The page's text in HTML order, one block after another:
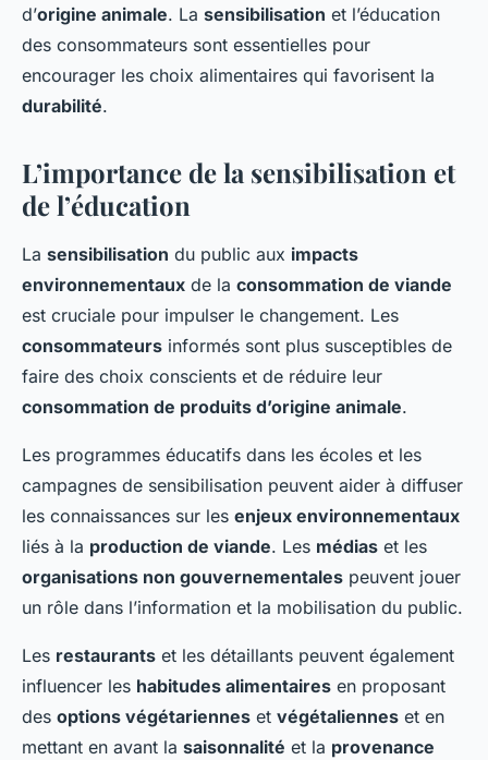
d’origine animale. La sensibilisation et l’éducation
des consommateurs sont essentielles pour
encourager les choix alimentaires qui favorisent la
durabilité.
L’importance de la sensibilisation et
de l’éducation
La sensibilisation du public aux impacts
environnementaux de la consommation de viande
est cruciale pour impulser le changement. Les
consommateurs informés sont plus susceptibles de
faire des choix conscients et de réduire leur
consommation de produits d’origine animale.
Les programmes éducatifs dans les écoles et les
campagnes de sensibilisation peuvent aider à diffuser
les connaissances sur les enjeux environnementaux
liés à la production de viande. Les médias et les
organisations non gouvernementales peuvent jouer
un rôle dans l’information et la mobilisation du public.
Les restaurants et les détaillants peuvent également
influencer les habitudes alimentaires en proposant
des options végétariennes et végétaliennes et en
mettant en avant la saisonnalité et la provenance